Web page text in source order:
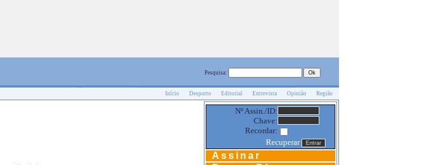
Pesquisa:
Início Desporto Editorial Entrevista Opinião Região
Nº Assin./ID:
Chave:
Recordar:
Recuperar
Assinar